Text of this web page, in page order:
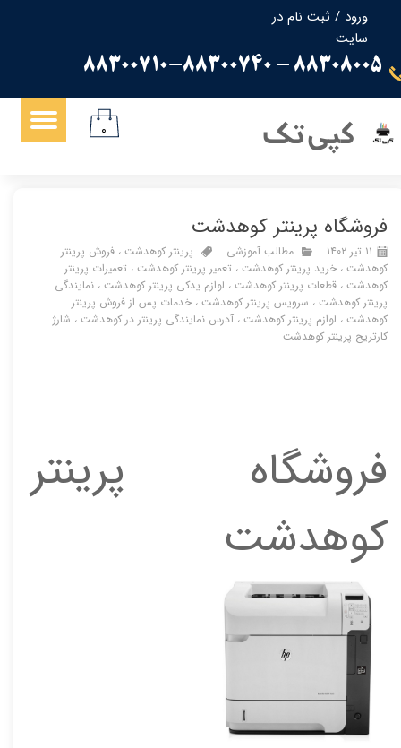
ورود / ثبت نام در
سایت
حساب کاربری من
تغییر گذر واژه
سفارشات
88308005 - 88300710-88300740
کپی تک ۰
فروشگاه پرینتر کوهدشت
۱۱ تیر ۱۴۰۲ مطالب آموزشی پرینتر کوهدشت ، فروش پرینتر
کوهدشت ، خرید پرینتر کوهدشت ، تعمیر پرینتر کوهدشت ، تعمیرات پرینتر
کوهدشت ، قطعات پرینتر کوهدشت ، لوازم یدکی پرینتر کوهدشت ، نمایندگی
پرینتر کوهدشت ، سرویس پرینتر کوهدشت ، خدمات پس از فروش پرینتر
کوهدشت ، لوازم پرینتر کوهدشت ، آدرس نمایندگی پرینتر در کوهدشت ، شارژ
کارتریج پرینتر کوهدشت
فروشگاه پرینتر
کوهدشت